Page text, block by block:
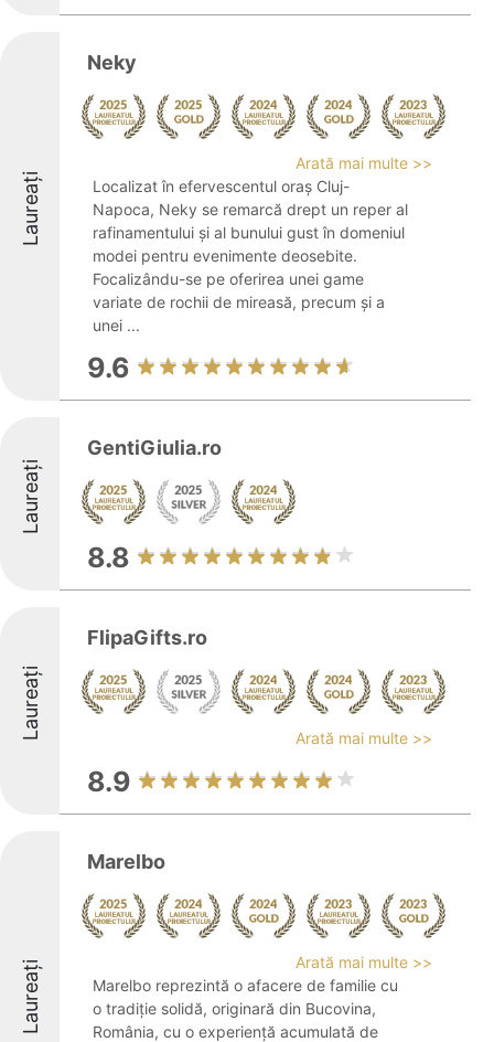
Laureați
Neky
Arată mai multe >>
Localizat în efervescentul oraș Cluj-
Napoca, Neky se remarcă drept un reper al
rafinamentului și al bunului gust în domeniul
modei pentru evenimente deosebite.
Focalizându-se pe oferirea unei game
variate de rochii de mireasă, precum și a
unei ...
9.6
Laureați
GentiGiulia.ro
8.8
Laureați
FlipaGifts.ro
Arată mai multe >>
8.9
Laureați
Marelbo
Arată mai multe >>
Marelbo reprezintă o afacere de familie cu
o tradiție solidă, originară din Bucovina,
România, cu o experiență acumulată de